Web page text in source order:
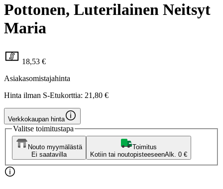
Pottonen, Luterilainen Neitsyt
Maria
18,53 €
Asiakasomistajahinta
Hinta ilman S-Etukorttia: 21,80 €
Verkkokaupan hinta
Valitse toimitustapa
Nouto myymälästä
Ei saatavilla
Toimitus
Kotiin tai noutopisteeseenAlk. 0 €